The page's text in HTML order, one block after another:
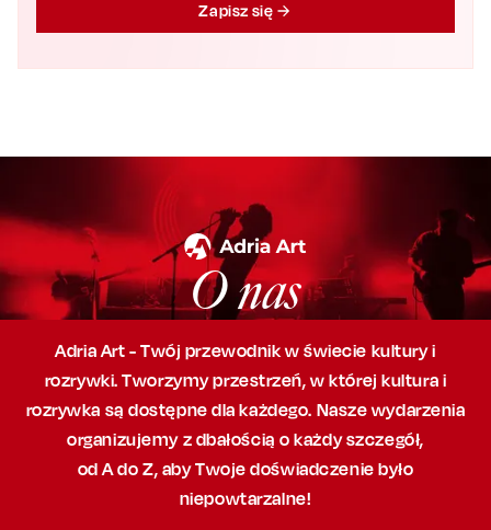
Zapisz się
O nas
Adria Art - Twój przewodnik w świecie kultury i
rozrywki. Tworzymy przestrzeń,w której kultura i
rozrywka są dostępne dla każdego. Nasze wydarzenia
organizujemy z dbałością o każdy szczegół,
od A do Z, abyTwoje doświadczenie było
niepowtarzalne!